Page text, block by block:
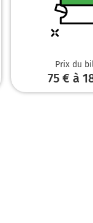
Prix du
75 € à